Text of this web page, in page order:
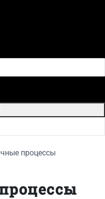
процессы